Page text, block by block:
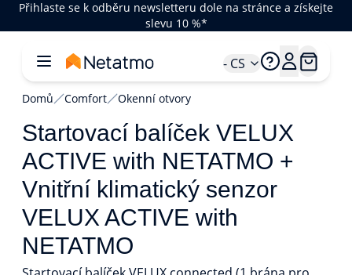
Přihlaste se k odběru newsletteru dole na stránce a získejte
slevu 10 %*
- CS
Domů Comfort Okenní otvory
Startovací balíček VELUX
ACTIVE with NETATMO +
Vnitřní klimatický senzor
VELUX ACTIVE with
NETATMO